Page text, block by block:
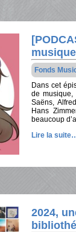
Fonds
Dans cet
de musique,
Saëns,
Hans
beaucoup
Lire la
2024,